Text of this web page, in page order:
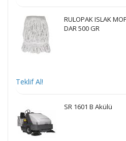
RULOPAK ISLAK
DAR 500 GR
Teklif Al!
SR 1601 B Akülü